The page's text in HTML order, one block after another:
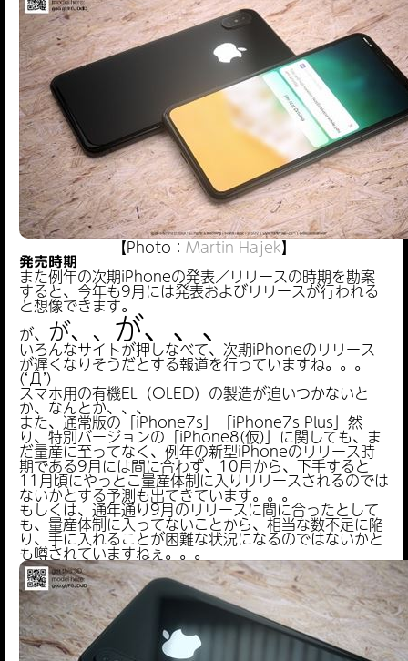
【Photo： Martin Hajek】
発売時期
また例年の次期iPhoneの発表／リリースの時期を勘案
すると、今年も9月には発表およびリリースが行われる
と想像できます。
が、 が、、 が、、、
いろんなサイトが押しなべて、次期iPhoneのリリース
が遅くなりそうだとする報道を行っていますね。。。
(‘Д’)
スマホ用の有機EL（OLED）の製造が追いつかないと
か、なんとか、、、
また、通常版の「iPhone7s」「iPhone7s Plus」然
り、特別バージョンの「iPhone8(仮)」に関しても、ま
だ量産に至ってなく、例年の新型iPhoneのリリース時
期である9月には間に合わず、10月から、下手すると
11月頃にやっとこ量産体制に入りリリースされるのでは
ないかとする予測も出てきています。。。
もしくは、通年通り9月のリリースに間に合ったとして
も、量産体制に入ってないことから、相当な数不足に陥
り、手に入れることが困難な状況になるのではないかと
も噂されていますねぇ。。。